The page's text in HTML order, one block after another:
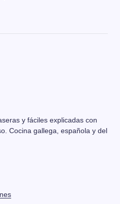
y fáciles explicadas con
Cocina gallega, española y del